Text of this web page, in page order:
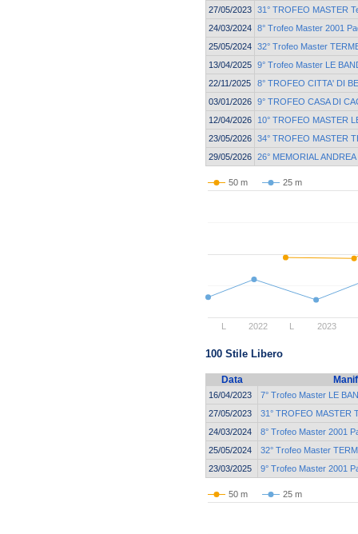
27/05/2023 31° TROFEO MASTER
24/03/2024 8° Trofeo Master 2001
25/05/2024 32° Trofeo Master
13/04/2025 9° Trofeo Master LE
22/11/2025
8° TROFEO CITTA' DI
03/01/2026 9° TROFEO CASA DI
12/04/2026
10° TROFEO MASTER
23/05/2026 34° TROFEO MASTER
29/05/2026 26° MEMORIAL
50 m 25 m
2022 2023
100 Stile Libero
Data
16/04/2023
7° Trofeo Master LE
27/05/2023
31° TROFEO MASTER
24/03/2024
8° Trofeo Master 2001
25/05/2024
32° Trofeo Master
23/03/2025
9° Trofeo Master 2001
50 m 25 m